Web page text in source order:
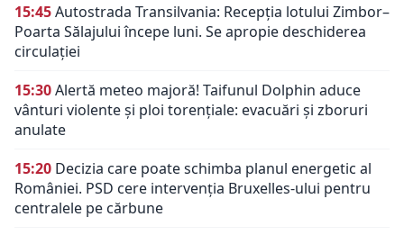
15:45Autostrada Transilvania: Recepția lotului Zimbor–
Poarta Sălajului începe luni. Se apropie deschiderea
circulației
15:30Alertă meteo majoră! Taifunul Dolphin aduce
vânturi violente și ploi torențiale: evacuări și zboruri
anulate
15:20 Decizia care poate schimba planul energetic al
României. PSD cere intervenția Bruxelles-ului pentru
centralele pe cărbune